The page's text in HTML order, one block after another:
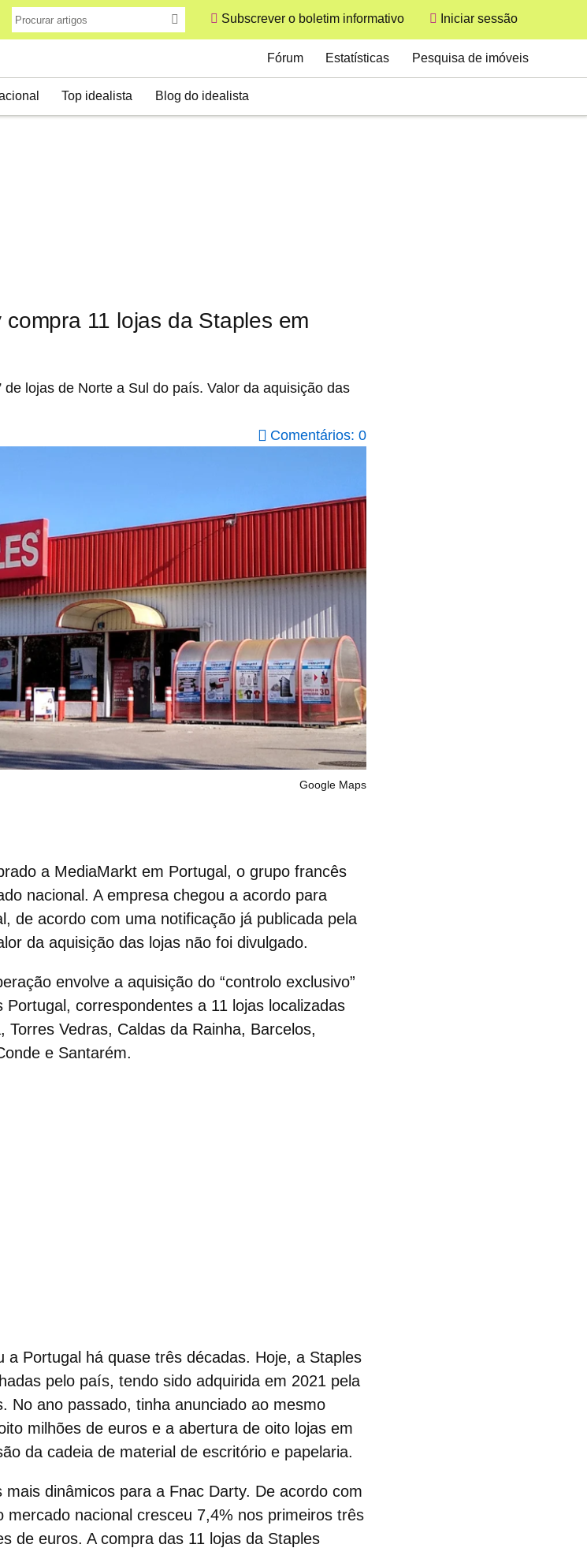
Subscrever o boletim informativo
User
Iniciar sessão
Top idealista Blog do idealista
Secondary
Fórum Estatísticas Pesquisa de imóveis
11 lojas da Staples em
de lojas de Norte a Sul do país. Valor da aquisição das
Comentários: 0
Google Maps
a MediaMarkt em Portugal, o grupo francês
nacional. A empresa chegou a acordo para
, de acordo com uma notificação já publicada pela
da aquisição das lojas não foi divulgado.
envolve a aquisição do “controlo exclusivo”
correspondentes a 11 lojas localizadas
Vedras, Caldas da Rainha, Barcelos,
e Santarém.
a Portugal há quase três décadas. Hoje, a Staples
pelo país, tendo sido adquirida em 2021 pela
No ano passado, tinha anunciado ao mesmo
milhões de euros e a abertura de oito lojas em
da cadeia de material de escritório e papelaria.
mais dinâmicos para a Fnac Darty. De acordo com
nacional cresceu 7,4% nos primeiros três
de euros. A compra das 11 lojas da Staples